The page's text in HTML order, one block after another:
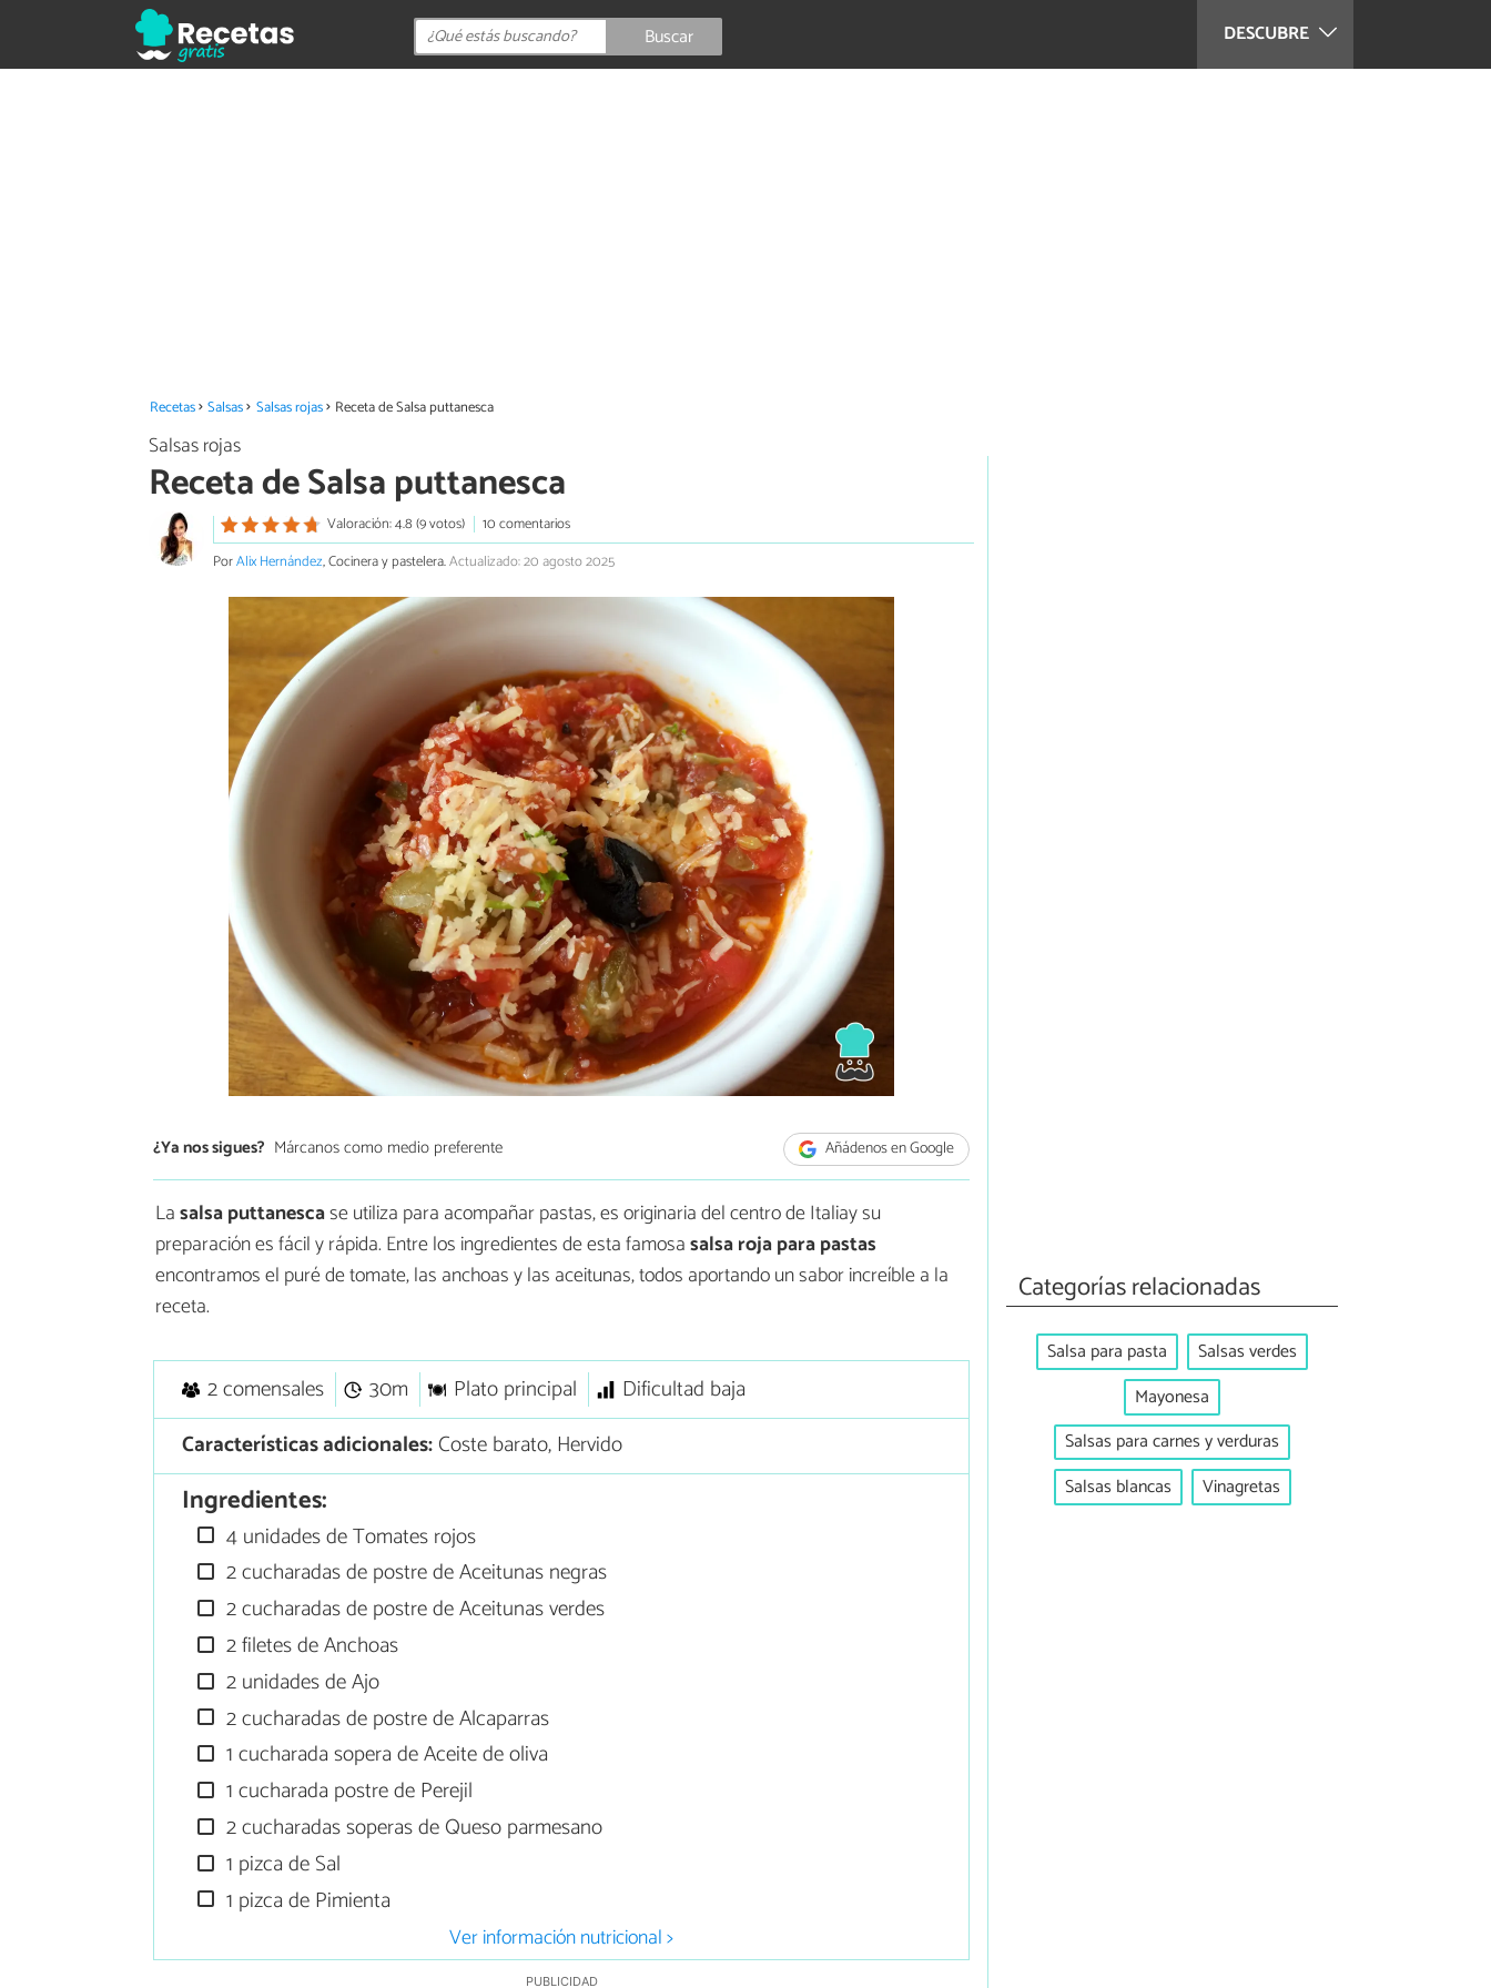
DESCUBRE
Buscar
Recetas Salsas Salsas rojas Receta de Salsa puttanesca
Salsas rojas
Receta de Salsa puttanesca
Valoración: 4.8 (9 votos)
10 comentarios
PorAlix Hernández, Cocinera y pastelera.Actualizado: 20 agosto 2025
¿Ya nos sigues? Márcanos como medio preferente Añádenos en Google
Lasalsa puttanescase utiliza para acompañar pastas, es originaria del centro de Italiay su
preparación es fácil y rápida. Entre los ingredientes de esta famosasalsa roja para pastas
encontramos el puré de tomate, las anchoas y las aceitunas, todos aportando un sabor increíble a la
receta.
2 comensales 30m Plato principal
Dificultad baja
Características adicionales:Coste barato, Hervido
Ingredientes:
4 unidades de Tomates rojos
2 cucharadas de postre de Aceitunas negras
2 cucharadas de postre de Aceitunas verdes
2 filetes de Anchoas
2 unidades de Ajo
2 cucharadas de postre de Alcaparras
1 cucharada sopera de Aceite de oliva
1 cucharada postre de Perejil
2 cucharadas soperas de Queso parmesano
1 pizca de Sal
1 pizca de Pimienta
Ver información nutricional >
Categorías relacionadas
Salsa para pasta
Salsas verdes
Mayonesa
Salsas para carnes y verduras
Salsas blancas
Vinagretas